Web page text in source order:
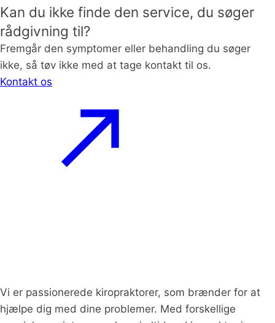
Kan du ikke finde den service, du søger
rådgivning til?
Fremgår den symptomer eller behandling du søger
ikke, så tøv ikke med at tage kontakt til os.
Kontakt os
Vi er passionerede kiropraktorer, som brænder for at
hjælpe dig med dine problemer. Med forskellige